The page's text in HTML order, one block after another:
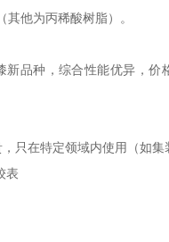
其他为丙稀酸树脂）。
新品种，综合性能优异，价
只在特定领域内使用（如集
表